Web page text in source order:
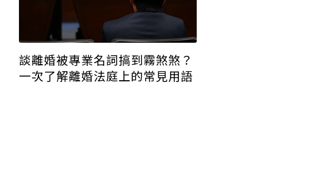
談離婚被專業名詞搞到霧煞煞？
一次了解離婚法庭上的常見用語